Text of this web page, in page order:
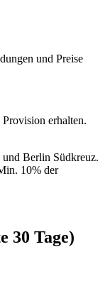
und Preise
erhalten.
Berlin Südkreuz.
10% der
30 Tage)